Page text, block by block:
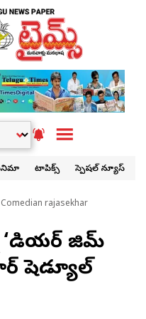
టాపిక్స్ స్పెషల్ న్యూస్
Comedian rajasekhar
‘డియర్ జిమ్
షెడ్యూల్